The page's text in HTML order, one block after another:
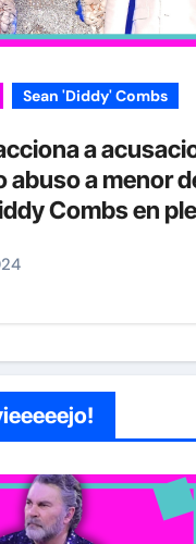
Sean 'Diddy' Combs
a
a menor
Combs en